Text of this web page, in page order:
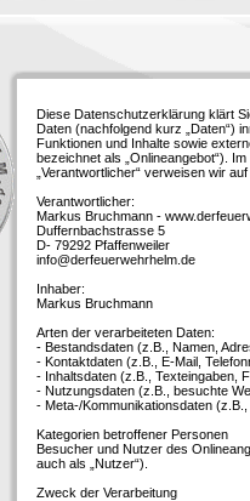
Diese Datenschutzerklärung klärt
Daten (nachfolgend kurz „Daten“)
Funktionen und Inhalte sowie
bezeichnet als „Onlineangebot“).
„Verantwortlicher“ verweisen wir
Verantwortlicher:
Markus Bruchmann -
Duffernbachstrasse 5
D- 79292 Pfaffenweiler
info@derfeuerwehrhelm.de
Inhaber:
Markus Bruchmann
Arten der verarbeiteten Daten:
- Bestandsdaten (z.B., Namen,
- Kontaktdaten (z.B., E-Mail,
- Inhaltsdaten (z.B., Texteingaben,
- Nutzungsdaten (z.B., besuchte
- Meta-/Kommunikationsdaten
Kategorien betroffener Personen
Besucher und Nutzer des
auch als „Nutzer“).
Zweck der Verarbeitung